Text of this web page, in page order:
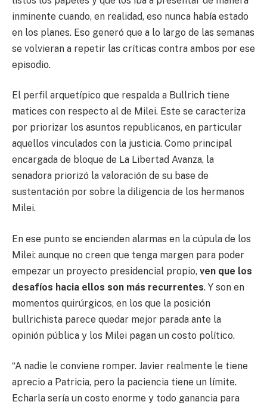
inminente cuando, en realidad, eso nunca había estado
en los planes. Eso generó que a lo largo de las semanas
se volvieran a repetir las críticas contra ambos por ese
episodio.
El perfil arquetípico que respalda a Bullrich tiene
matices con respecto al de Milei. Este se caracteriza
por priorizar los asuntos republicanos, en particular
aquellos vinculados con la justicia. Como principal
encargada de bloque de La Libertad Avanza, la
senadora priorizó la valoración de su base de
sustentación por sobre la diligencia de los hermanos
Milei.
En ese punto se encienden alarmas en la cúpula de los
Milei: aunque no creen que tenga margen para poder
empezar un proyecto presidencial propio, ven que los
desafíos hacia ellos son más recurrentes. Y son en
momentos quirúrgicos, en los que la posición
bullrichista parece quedar mejor parada ante la
opinión pública y los Milei pagan un costo político.
“A nadie le conviene romper. Javier realmente le tiene
aprecio a Patricia, pero la paciencia tiene un límite.
Echarla sería un costo enorme y todo ganancia para